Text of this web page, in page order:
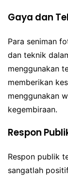
Gaya dan
Para seniman
dan teknik
menggunakan
memberikan
menggunakan
kegembiraan.
Respon
Respon publik
sangatlah